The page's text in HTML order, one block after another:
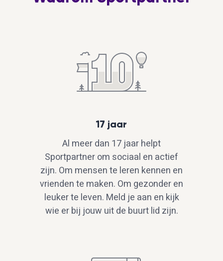
17 jaar
Al meer dan 17 jaar helpt
Sportpartner om sociaal en actief
zijn. Om mensen te leren kennen en
vrienden te maken. Om gezonder en
leuker te leven. Meld je aan en kijk
wie er bij jouw uit de buurt lid zijn.